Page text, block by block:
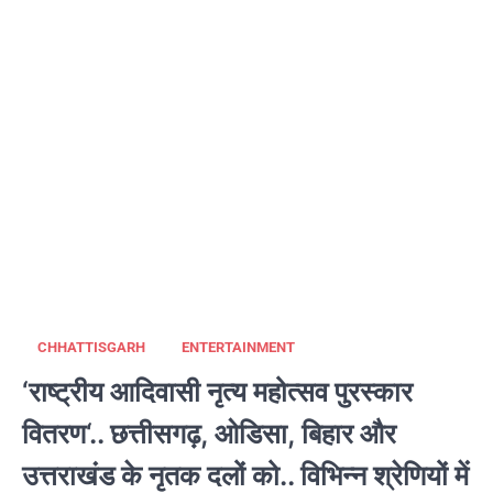
CHHATTISGARH ENTERTAINMENT
‘राष्ट्रीय आदिवासी नृत्य महोत्सव पुरस्कार
वितरण‘.. छत्तीसगढ़, ओडिसा, बिहार और
उत्तराखंड के नृतक दलों को.. विभिन्न श्रेणियों में